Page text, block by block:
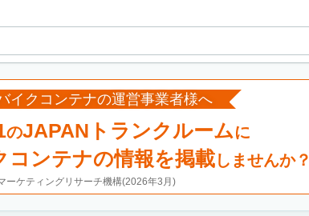
イクコンテナの運営事業者様へ
のJAPANトランクルームに
コンテナの情報を掲載しませんか？
ーケティングリサーチ機構(2026年3月)